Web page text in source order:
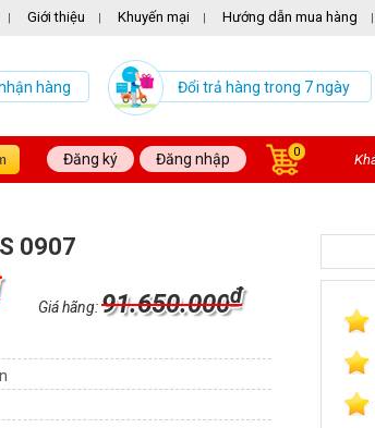
| Giới thiệu | Khuyến mại | Hướng dẫn mua hàng |
hàng Đổi trả hàng trong 7 ngày
Đăng ký Đăng nhập 0
0907
Giá hãng:91.650.000₫